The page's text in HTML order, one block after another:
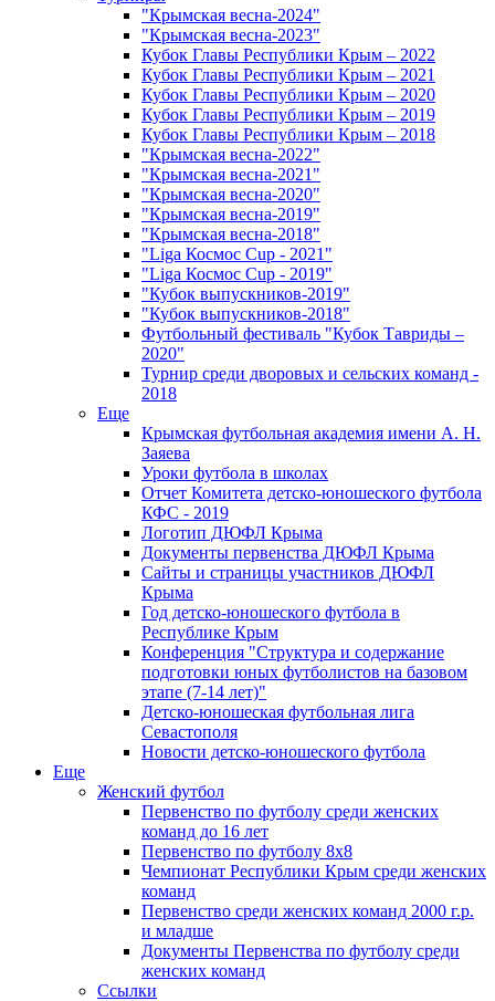
"Крымская весна-2024"
"Крымская весна-2023"
Кубок Главы Республики Крым – 2022
Кубок Главы Республики Крым – 2021
Кубок Главы Республики Крым – 2020
Кубок Главы Республики Крым – 2019
Кубок Главы Республики Крым – 2018
"Крымская весна-2022"
"Крымская весна-2021"
"Крымская весна-2020"
"Крымская весна-2019"
"Крымская весна-2018"
"Liga Космос Cup - 2021"
"Liga Космос Cup - 2019"
"Кубок выпускников-2019"
"Кубок выпускников-2018"
Футбольный фестиваль "Кубок Тавриды –
2020"
Турнир среди дворовых и сельских команд -
2018
Еще
Крымская футбольная академия имени А. Н.
Заяева
Уроки футбола в школах
Отчет Комитета детско-юношеского футбола
КФС - 2019
Логотип ДЮФЛ Крыма
Документы первенства ДЮФЛ Крыма
Сайты и страницы участников ДЮФЛ
Крыма
Год детско-юношеского футбола в
Республике Крым
Конференция "Структура и содержание
подготовки юных футболистов на базовом
этапе (7-14 лет)"
Детско-юношеская футбольная лига
Севастополя
Новости детско-юношеского футбола
Еще
Женский футбол
Первенство по футболу среди женских
команд до 16 лет
Первенство по футболу 8х8
Чемпионат Республики Крым среди женских
команд
Первенство среди женских команд 2000 г.р.
и младше
Документы Первенства по футболу среди
женских команд
Ссылки